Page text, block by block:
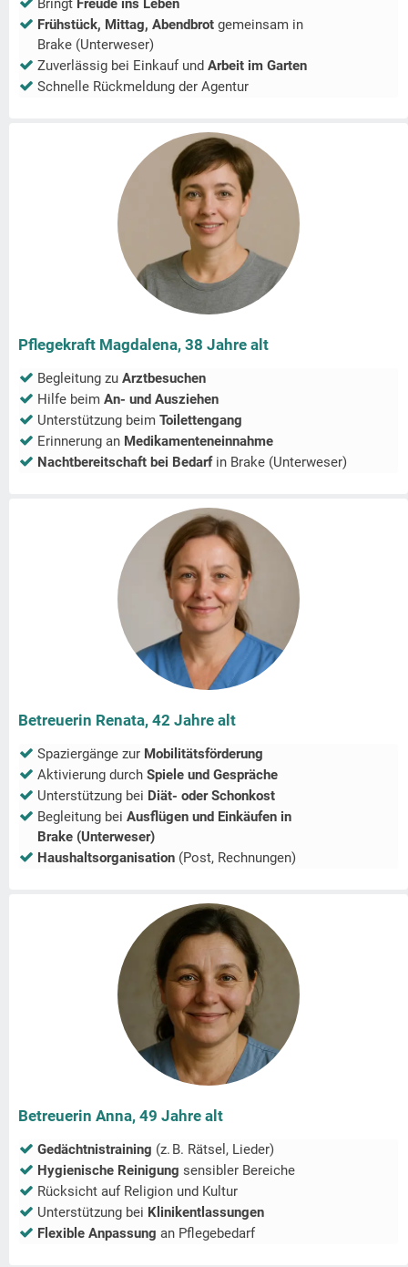
Bringt Freude ins Leben
Frühstück, Mittag, Abendbrot gemeinsam in
Brake (Unterweser)
Zuverlässig bei Einkauf und Arbeit im Garten
Schnelle Rückmeldung der Agentur
Pflegekraft Magdalena, 38 Jahre alt
Begleitung zu Arztbesuchen
Hilfe beim An- und Ausziehen
Unterstützung beim Toilettengang
Erinnerung an Medikamenteneinnahme
Nachtbereitschaft bei Bedarfin Brake (Unterweser)
Betreuerin Renata, 42 Jahre alt
Spaziergänge zur Mobilitätsförderung
Aktivierung durch Spiele und Gespräche
Unterstützung bei Diät- oder Schonkost
Begleitung bei Ausflügen und Einkäufen in
Brake (Unterweser)
Haushaltsorganisation (Post, Rechnungen)
Betreuerin Anna, 49 Jahre alt
Gedächtnistraining (z. B. Rätsel, Lieder)
Hygienische Reinigung sensibler Bereiche
Rücksicht auf Religion und Kultur
Unterstützung bei Klinikentlassungen
Flexible Anpassung an Pflegebedarf